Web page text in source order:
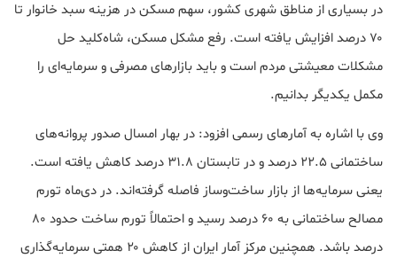
در بسیاری از مناطق شهری کشور، سهم مسکن در هزینه سبد خانوار تا
۷۰ درصد افزایش یافته است. رفع مشکل مسکن، شاه‌کلید حل
مشکلات معیشتی مردم است و باید بازارهای مصرفی و سرمایه‌ای را
مکمل یکدیگر بدانیم.
وی با اشاره به آمارهای رسمی افزود: در بهار امسال صدور پروانه‌های
ساختمانی ۲۲.۵ درصد و در تابستان ۳۱.۸ درصد کاهش یافته است.
یعنی سرمایه‌ها از بازار ساخت‌وساز فاصله گرفته‌اند. در دی‌ماه تورم
مصالح ساختمانی به ۶۰ درصد رسید و احتمالاً تورم ساخت حدود ۸۰
درصد باشد. همچنین مرکز آمار ایران از کاهش ۲۰ همتی سرمایه‌گذاری